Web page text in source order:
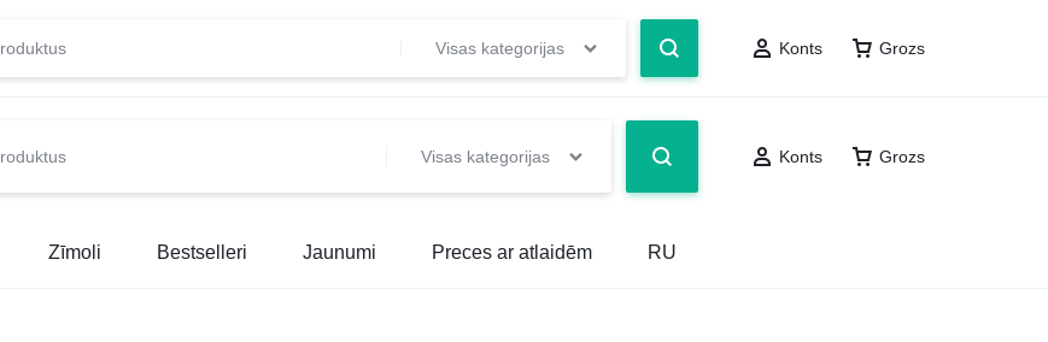
Visas kategorijas Konts Grozs
Zīmoli Bestselleri Jaunumi Preces ar atlaidēm RU
Visas kategorijas Konts Grozs